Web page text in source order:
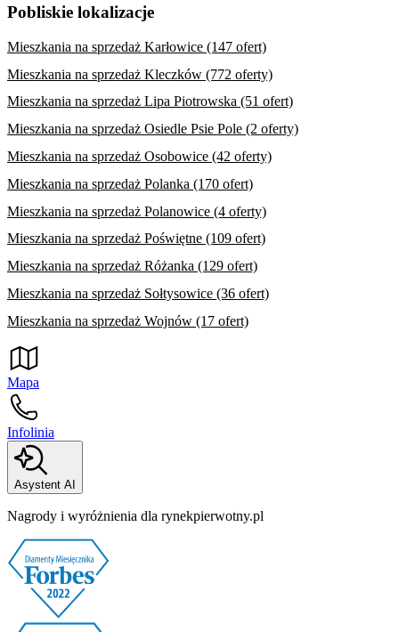
Pobliskie lokalizacje
Mieszkania na sprzedaż Karłowice (147 ofert)
Mieszkania na sprzedaż Kleczków (772 oferty)
Mieszkania na sprzedaż Lipa Piotrowska (51 ofert)
Mieszkania na sprzedaż Osiedle Psie Pole (2 oferty)
Mieszkania na sprzedaż Osobowice (42 oferty)
Mieszkania na sprzedaż Polanka (170 ofert)
Mieszkania na sprzedaż Polanowice (4 oferty)
Mieszkania na sprzedaż Poświętne (109 ofert)
Mieszkania na sprzedaż Różanka (129 ofert)
Mieszkania na sprzedaż Sołtysowice (36 ofert)
Mieszkania na sprzedaż Wojnów (17 ofert)
Mapa
Infolinia
Asystent AI
Nagrody i wyróżnienia dla rynekpierwotny.pl